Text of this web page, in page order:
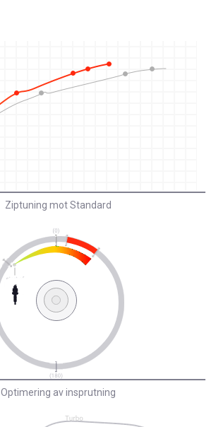
Ziptuning mot Standard
Optimering av insprutning